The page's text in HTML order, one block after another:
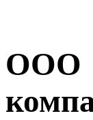
ООО